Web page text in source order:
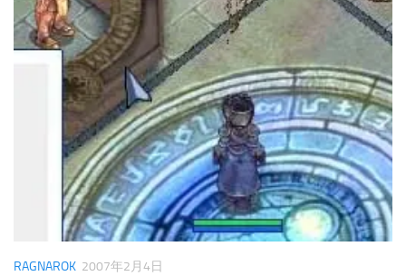
RAGNAROK 2007年2月4日